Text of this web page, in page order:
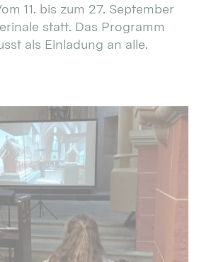
11. bis zum 27. September
statt. Das Programm
als Einladung an alle.